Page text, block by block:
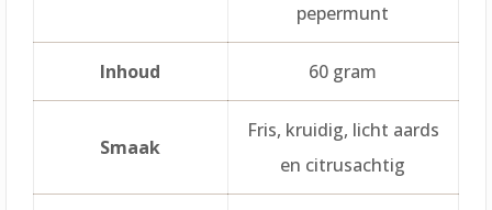
pepermunt
Inhoud 60 gram
Smaak
Fris, kruidig, licht aards
en citrusachtig